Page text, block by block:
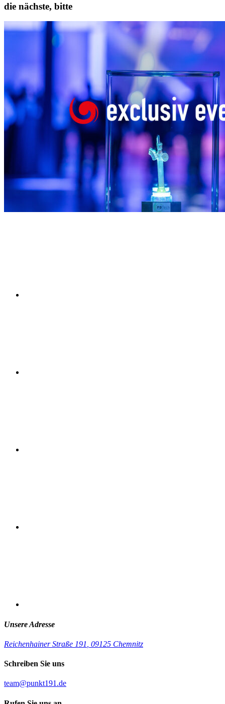
die nächste, bitte
Unsere Adresse
Reichenhainer Straße 191 09125 Chemnitz
Schreiben Sie uns
team@punkt191.de